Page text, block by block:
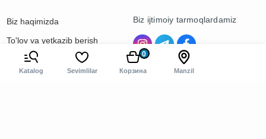
Katalog Sevimlilar Корзина
0
Manzil
Biz haqimizda
To'lov va yetkazib berish
Kontaktlar
Biz ijtimoiy tarmoqlardamiz